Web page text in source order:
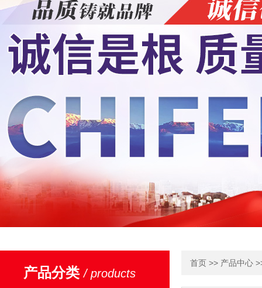
产品分类/ products
首页 >> 产品中心